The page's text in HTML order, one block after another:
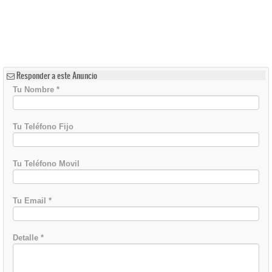
Responder a este Anuncio
Tu Nombre *
Tu Teléfono Fijo
Tu Teléfono Movil
Tu Email *
Detalle *